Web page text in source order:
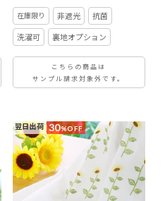
非遮光 抗菌
洗濯可 裏地オプション
こちらの商品は
サンプル請求対象外です。
翌日出荷 30%OFF